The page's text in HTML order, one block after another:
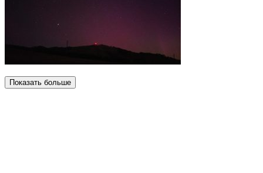
Показать больше